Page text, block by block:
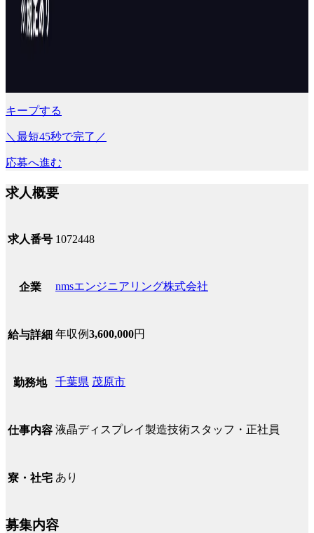
キープする
＼最短45秒で完了／
応募へ進む
求人概要
求人番号 1072448
企業 nmsエンジニアリング株式会社
給与詳細 年収例3,600,000円
勤務地 千葉県 茂原市
仕事内容 液晶ディスプレイ製造技術スタッフ・正社員
寮・社宅 あり
募集内容